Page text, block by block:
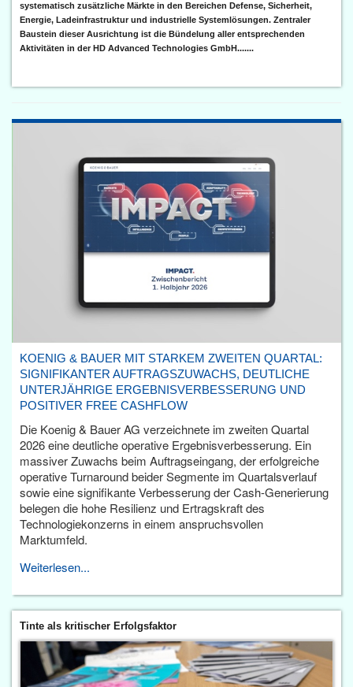
systematisch zusätzliche Märkte in den Bereichen Defense, Sicherheit,
Energie, Ladeinfrastruktur und industrielle Systemlösungen. Zentraler
Baustein dieser Ausrichtung ist die Bündelung aller entsprechenden
Aktivitäten in der HD Advanced Technologies GmbH.......
KOENIG & BAUER MIT STARKEM ZWEITEN QUARTAL:
SIGNIFIKANTER AUFTRAGSZUWACHS, DEUTLICHE
UNTERJÄHRIGE ERGEBNISVERBESSERUNG UND
POSITIVER FREE CASHFLOW
Die Koenig & Bauer AG verzeichnete im zweiten Quartal
2026 eine deutliche operative Ergebnisverbesserung. Ein
massiver Zuwachs beim Auftragseingang, der erfolgreiche
operative Turnaround beider Segmente im Quartalsverlauf
sowie eine signifikante Verbesserung der Cash-Generierung
belegen die hohe Resilienz und Ertragskraft des
Technologiekonzerns in einem anspruchsvollen
Marktumfeld.
Weiterlesen...
Tinte als kritischer Erfolgsfaktor